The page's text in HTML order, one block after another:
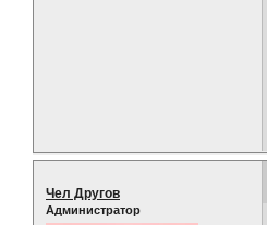
Чел Другов
Администратор